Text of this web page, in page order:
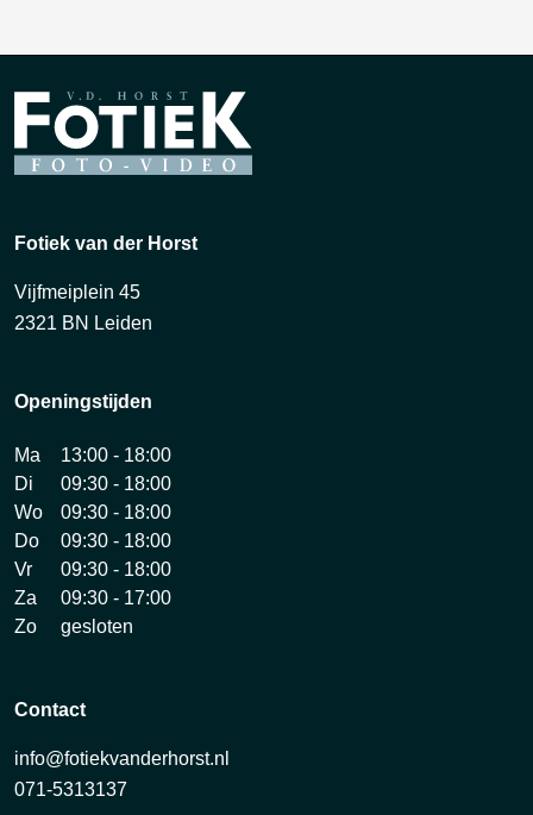
Fotiek van der Horst
Vijfmeiplein 45
2321 BN Leiden
Openingstijden
Ma
13:00 - 18:00
Di
09:30 - 18:00
Wo
09:30 - 18:00
Do
09:30 - 18:00
Vr
09:30 - 18:00
Za
09:30 - 17:00
Zo
gesloten
Contact
info@fotiekvanderhorst.nl
071-5313137